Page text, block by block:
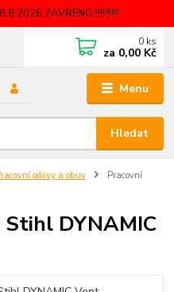
ZAVŘENO !!!!!!!!!!
Menu
Hledat
0 ks
za 0,00 Kč
oděvy a obuv
Pracovní
DYNAMIC